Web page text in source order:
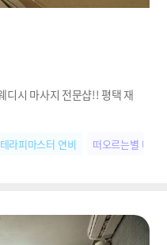
디시 마사지 전문샵!! 평택 재
테라피마스터 연비 떠오르는별 나연